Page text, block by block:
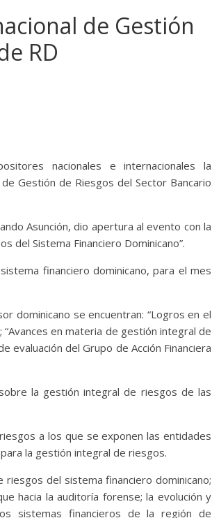
de Gestión
RD
nacionales e internacionales la
Gestión de Riesgos del Sector Bancario
Asunción, dio apertura al evento con la
del Sistema Financiero Dominicano”.
financiero dominicano, para el mes
dominicano se encuentran: “Logros en el
en materia de gestión integral de
evaluación del Grupo de Acción Financiera
la gestión integral de riesgos de las
a los que se exponen las entidades
la gestión integral de riesgos.
del sistema financiero dominicano;
hacia la auditoría forense; la evolución y
sistemas financieros de la región de